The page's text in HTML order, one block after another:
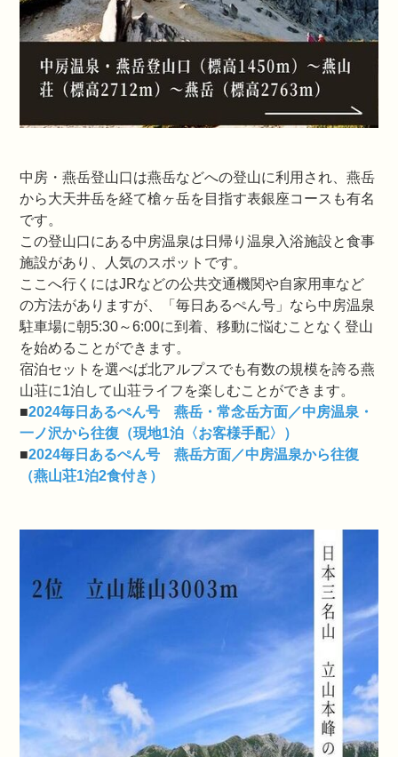
中房・燕岳登山口は燕岳などへの登山に利用され、燕岳
から大天井岳を経て槍ヶ岳を目指す表銀座コースも有名
です。
この登山口にある中房温泉は日帰り温泉入浴施設と食事
施設があり、人気のスポットです。
ここへ行くにはJRなどの公共交通機関や自家用車など
の方法がありますが、「毎日あるぺん号」なら中房温泉
駐車場に朝5:30～6:00に到着、移動に悩むことなく登山
を始めることができます。
宿泊セットを選べば北アルプスでも有数の規模を誇る燕
山荘に1泊して山荘ライフを楽しむことができます。
■2024毎日あるぺん号 燕岳・常念岳方面／中房温泉・
一ノ沢から往復（現地1泊〈お客様手配〉）
■2024毎日あるぺん号 燕岳方面／中房温泉から往復
（燕山荘1泊2食付き）